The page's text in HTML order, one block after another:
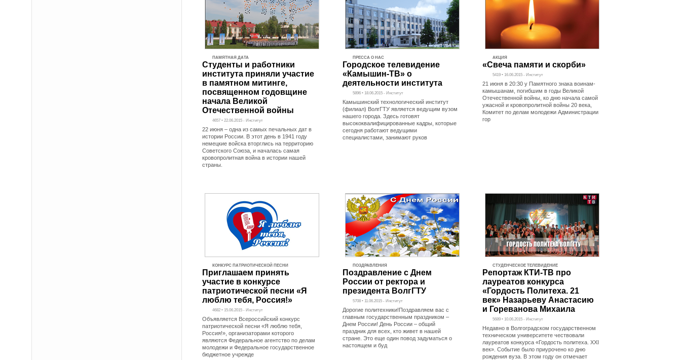
ПАМЯТНАЯ ДАТА
Студенты и работники
института приняли участие
в памятном митинге,
посвященном годовщине
начала Великой
Отечественной войны
4657 • 22.06.2015 - Институт
22 июня – одна из самых печальных дат в
истории России. В этот день в 1941 году
немецкие войска вторглись на территорию
Советского Союза, и началась самая
кровопролитная война в истории нашей
страны.
ПРЕССА О НАС
Городское телевидение
«Камышин-ТВ» о
деятельности института
5896 • 18.06.2015 - Институт
Камышинский технологический институт
(филиал) ВолгГТУ является ведущим вузом
нашего города. Здесь готовят
высококвалифицированные кадры, которые
сегодня работают ведущими
специалистами, занимают руков
АКЦИЯ
«Свеча памяти и скорби»
5419 • 16.06.2015 - Институт
21 июня в 20:30 у Памятного знака воинам-
камышанам, погибшим в годы Великой
Отечественной войны, ко дню начала самой
ужасной и кровопролитной войны 20 века,
Комитет по делам молодежи Администрации
гор
КОНКУРС ПАТРИОТИЧЕСКОЙ ПЕСНИ
Приглашаем принять
участие в конкурсе
патриотической песни «Я
люблю тебя, Россия!»
4682 • 15.06.2015 - Институт
Объявляется Всероссийский конкурс
патриотической песни «Я люблю тебя,
Россия!», организаторами которого
являются Федеральное агентство по делам
молодежи и Федеральное государственное
бюджетное учрежде
ПОЗДРАВЛЕНИЯ
Поздравление с Днем
России от ректора и
президента ВолгГТУ
5708 • 11.06.2015 - Институт
Дорогие политехники!Поздравляем вас с
главным государственным праздником –
Днем России! День России – общий
праздник для всех, кто живет в нашей
стране. Это еще один повод задуматься о
настоящем и буд
СТУДЕНЧЕСКОЕ ТЕЛЕВИДЕНИЕ
Репортаж КТИ-ТВ про
лауреатов конкурса
«Гордость Политеха. 21
век» Назарьеву Анастасию
и Гореванова Михаила
5689 • 10.06.2015 - Институт
Недавно в Волгоградском государственном
техническом университете чествовали
лауреатов конкурса «Гордость политеха. XXI
век». Событие было приурочено ко дню
рождения вуза. В этом году он отмечает